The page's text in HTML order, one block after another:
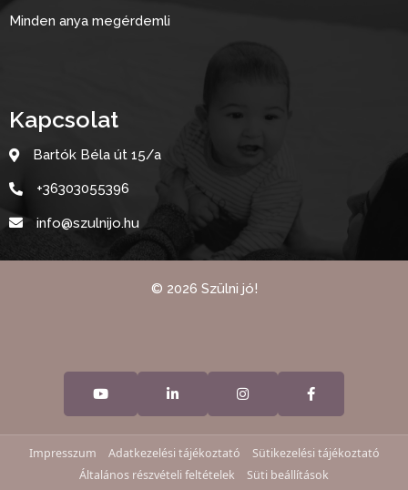
Minden anya megérdemli
Kapcsolat
Bartók Béla út 15/a
+36303055396
info@szulnijo.hu
© 2026 Szülni jó!
Impresszum Adatkezelési tájékoztató
Sütikezelési tájékoztató
Általános részvételi feltételek
Süti beállítások